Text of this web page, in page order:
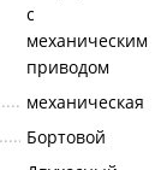
с
механическим
приводом
механическая
Бортовой